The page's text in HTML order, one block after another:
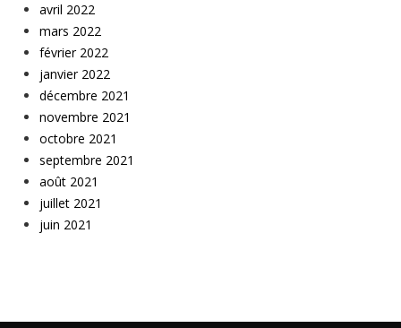
avril 2022
mars 2022
février 2022
janvier 2022
décembre 2021
novembre 2021
octobre 2021
septembre 2021
août 2021
juillet 2021
juin 2021